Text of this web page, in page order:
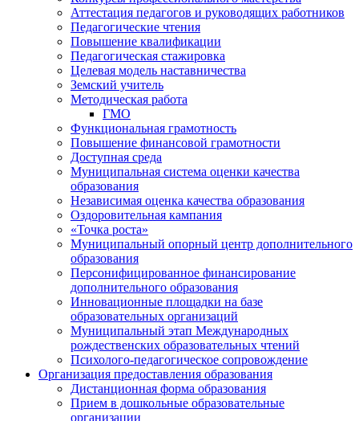
Аттестация педагогов и руководящих работников
Педагогические чтения
Повышение квалификации
Педагогическая стажировка
Целевая модель наставничества
Земский учитель
Методическая работа
ГМО
Функциональная грамотность
Повышение финансовой грамотности
Доступная среда
Муниципальная система оценки качества
образования
Независимая оценка качества образования
Оздоровительная кампания
«Точка роста»
Муниципальный опорный центр дополнительного
образования
Персонифицированное финансирование
дополнительного образования
Инновационные площадки на базе
образовательных организаций
Муниципальный этап Международных
рождественских образовательных чтений
Психолого-педагогическое сопровождение
Организация предоставления образования
Дистанционная форма образования
Прием в дошкольные образовательные
организации